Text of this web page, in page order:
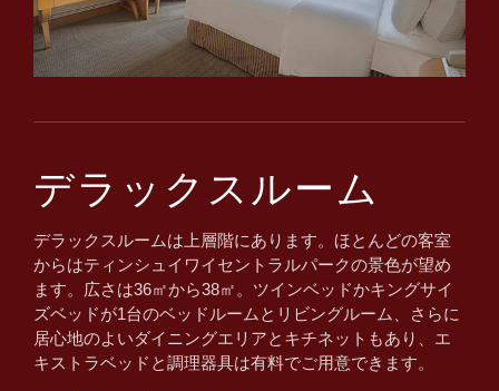
デラックスルーム
デラックスルームは上層階にあります。ほとんどの客室
からはティンシュイワイセントラルパークの景色が望め
ます。広さは36㎡から38㎡。ツインベッドかキングサイ
ズベッドが1台のベッドルームとリビングルーム、さらに
居心地のよいダイニングエリアとキチネットもあり、エ
キストラベッドと調理器具は有料でご用意できます。